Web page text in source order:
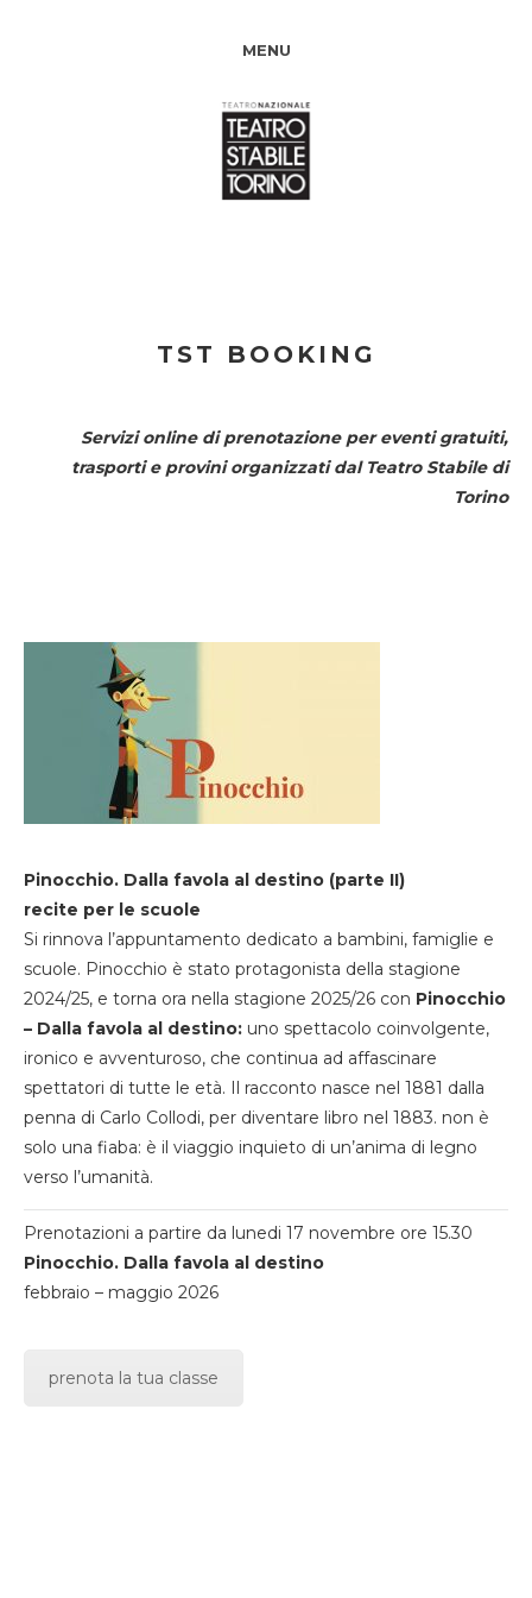
MENU
TST BOOKING
Servizi online di prenotazione per eventi gratuiti,
trasporti e provini organizzati dal Teatro Stabile di
Torino
Pinocchio. Dalla favola al destino (parte II)
recite per le scuole
Si rinnova l’appuntamento dedicato a bambini, famiglie e
scuole. Pinocchio è stato protagonista della stagione
2024/25, e torna ora nella stagione 2025/26 con Pinocchio
– Dalla favola al destino: uno spettacolo coinvolgente,
ironico e avventuroso, che continua ad affascinare
spettatori di tutte le età. Il racconto nasce nel 1881 dalla
penna di Carlo Collodi, per diventare libro nel 1883. non è
solo una fiaba: è il viaggio inquieto di un’anima di legno
verso l’umanità.
Prenotazioni a partire da lunedi 17 novembre ore 15.30
Pinocchio. Dalla favola al destino
febbraio – maggio 2026
prenota la tua classe